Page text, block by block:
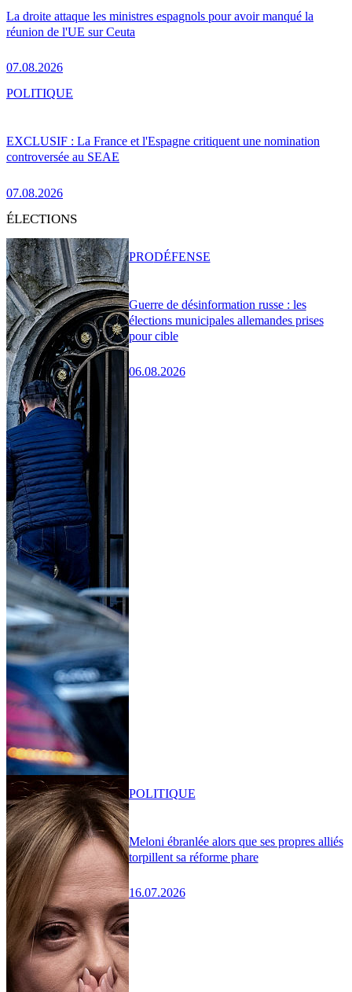
La droite attaque les ministres espagnols pour avoir manqué la
réunion de l'UE sur Ceuta
07.08.2026
EXCLUSIF : La France et l'Espagne critiquent une nomination
controversée au SEAE
07.08.2026
POLITIQUE
ÉLECTIONS
Guerre de désinformation russe : les
élections municipales allemandes prises
pour cible
06.08.2026
PRODÉFENSE
Meloni ébranlée alors que ses propres alliés
torpillent sa réforme phare
16.07.2026
POLITIQUE